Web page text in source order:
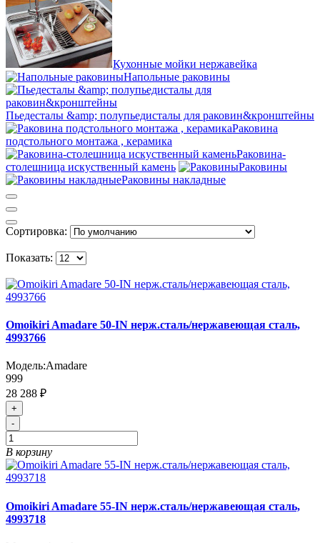
Кухонные мойки нержавейка
Напольные раковины
Пьедесталы &amp; полупьедисталы для раковин&кронштейны
Раковина
подстольного монтажа , керамика
Раковина-
столешница искуственный камень
Раковины
Раковины накладные
Сортировка:
Показать:
Omoikiri Amadare 50-IN нерж.сталь/нержавеющая сталь,
4993766
Модель:Amadare
999
28 288 ₽
+
-
В корзину
Omoikiri Amadare 55-IN нерж.сталь/нержавеющая сталь,
4993718